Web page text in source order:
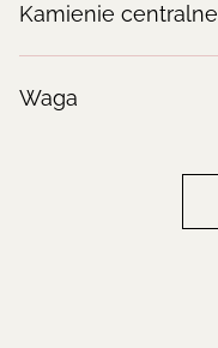
Kamienie centralne
Waga